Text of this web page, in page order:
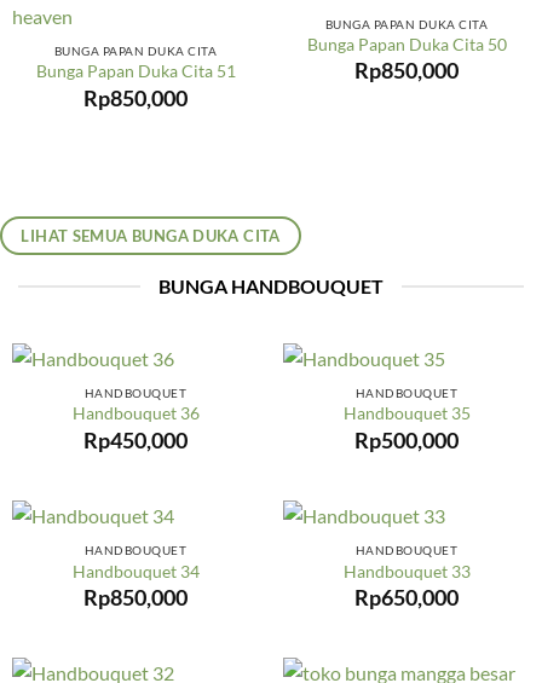
BUNGA PAPAN DUKA CITA
Bunga Papan Duka Cita 51
Rp850,000
BUNGA PAPAN DUKA CITA
Bunga Papan Duka Cita 50
Rp850,000
LIHAT SEMUA BUNGA DUKA CITA
BUNGA HANDBOUQUET
HANDBOUQUET
Handbouquet 36
Rp450,000
HANDBOUQUET
Handbouquet 35
Rp500,000
HANDBOUQUET
Handbouquet 34
Rp850,000
HANDBOUQUET
Handbouquet 33
Rp650,000